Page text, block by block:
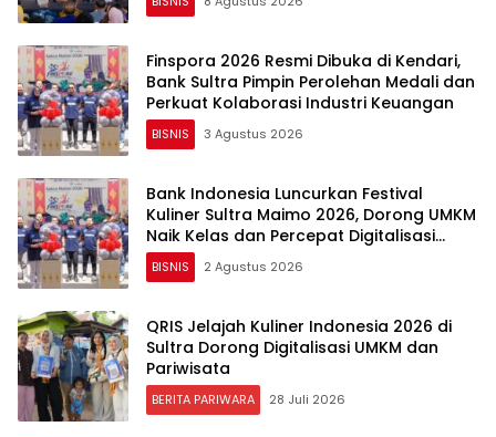
Finspora 2026 Resmi Dibuka di Kendari,
Bank Sultra Pimpin Perolehan Medali dan
Perkuat Kolaborasi Industri Keuangan
BISNIS 3 Agustus 2026
Bank Indonesia Luncurkan Festival
Kuliner Sultra Maimo 2026, Dorong UMKM
Naik Kelas dan Percepat Digitalisasi
Ekonomi
BISNIS 2 Agustus 2026
QRIS Jelajah Kuliner Indonesia 2026 di
Sultra Dorong Digitalisasi UMKM dan
Pariwisata
BERITA PARIWARA 28 Juli 2026